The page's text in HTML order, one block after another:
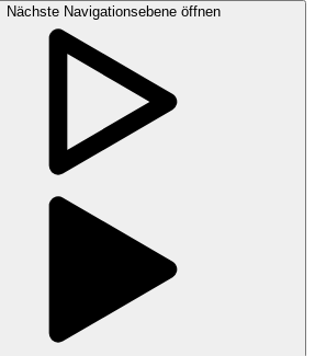
Nächste Navigationsebene öffnen